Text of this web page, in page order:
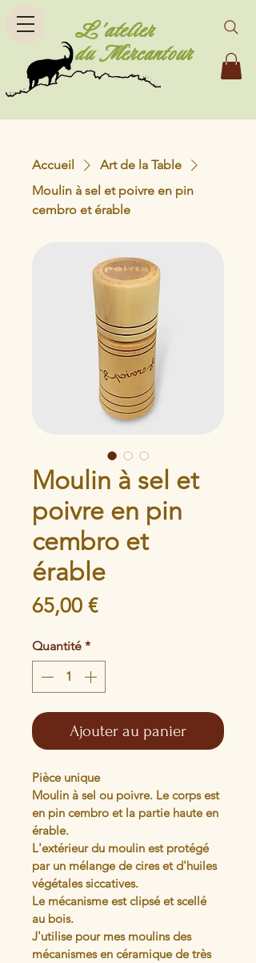
L'atelier
du Mercantour
Accueil
Art de la Table
Moulin à sel et poivre en pin
cembro et érable
Moulin à sel et
poivre en pin
cembro et
érable
65,00 €Prix
Quantité *
Ajouter au panier
Pièce unique
Moulin à sel ou poivre. Le corps est
en pin cembro et la partie haute en
érable.
L'extérieur du moulin est protégé
par un mélange de cires et d'huiles
végétales siccatives.
Le mécanisme est clipsé et scellé
au bois.
J'utilise pour mes moulins des
mécanismes en céramique de très